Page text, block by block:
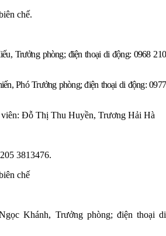
chế.
Trưởng phòng; điện thoại di động: 0968 210
Phó Trưởng phòng;điện thoại di động: 0977
viên: Đỗ Thị Thu Huyền, Trương Hải Hà
3813476.
chế
Khánh, Trưởng phòng; điện thoại di